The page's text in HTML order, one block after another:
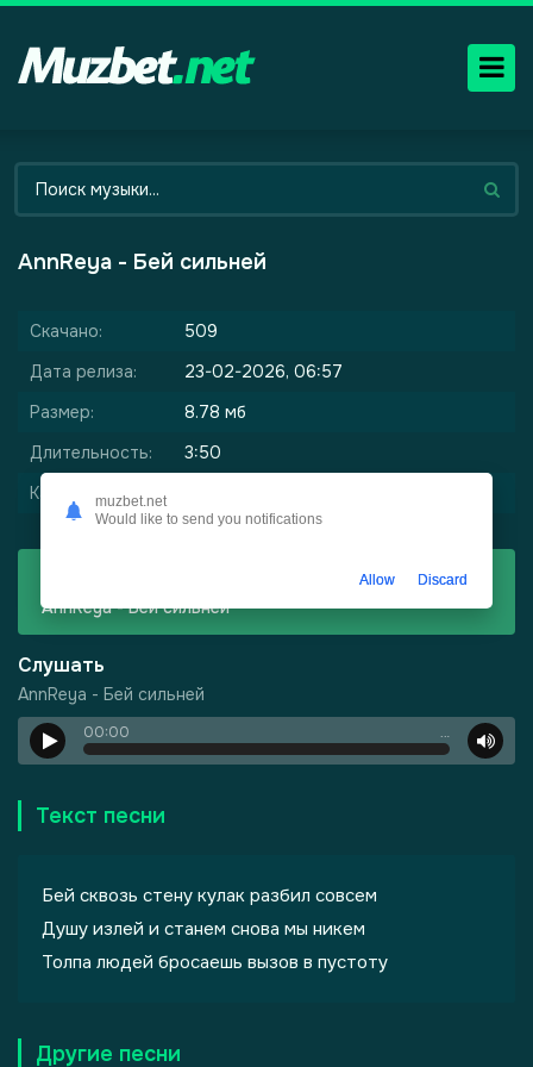
AnnReya - Бей сильней
Скачано:
509
Дата релиза:
23-02-2026, 06:57
Размер:
8.78 мб
Длительность:
3:50
Качество:
AnnReya - Бей сильней
Слушать
AnnReya - Бей сильней
00:00 …
Текст песни
Бей сквозь стену кулак разбил совсем
Душу излей и станем снова мы никем
Толпа людей бросаешь вызов в пустоту
Другие песни
muzbet.net
Would like to send you notifications
Allow Discard